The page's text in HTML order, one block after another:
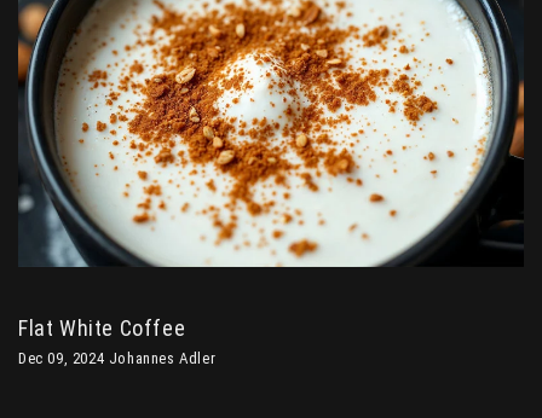
Flat White Coffee
Dec 09, 2024 Johannes Adler